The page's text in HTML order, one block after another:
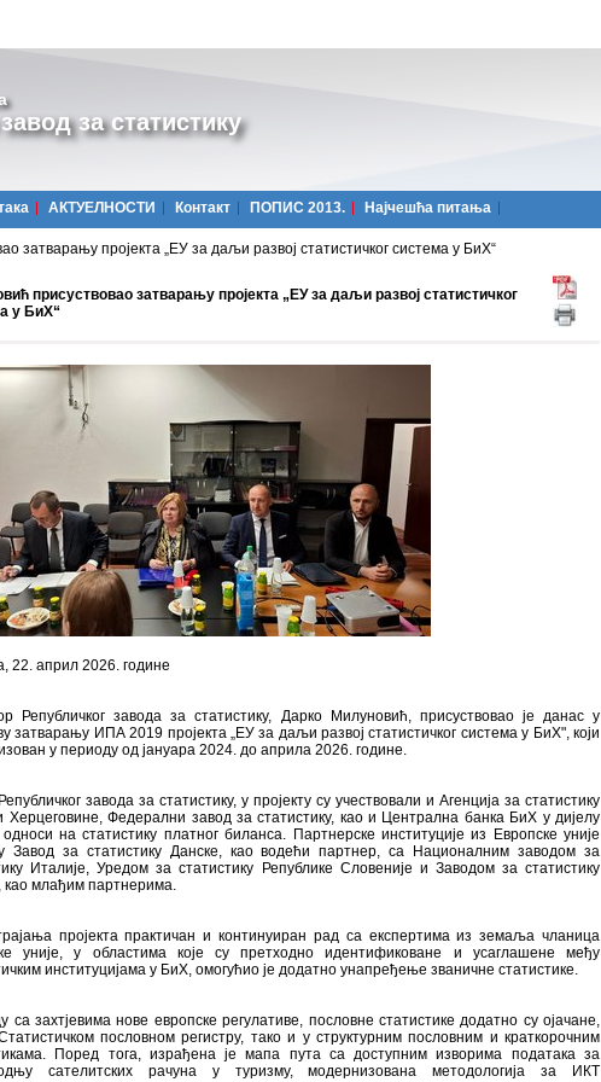
за статистику
АКТУЕЛНОСТИ Контакт ПОПИС 2013. Најчешћa питања
затварању пројекта „ЕУ за даљи развој статистичког система у БиХ“
присуствовао затварању пројекта „ЕУ за даљи развој статистичког
у БиХ“
22. април 2026. године
Републичког завода за статистику, Дарко Милуновић, присуствовао је данас у
затварању ИПА 2019 пројекта „ЕУ за даљи развој статистичког система у БиХ", који
у периоду од јануара 2024. до априла 2026. године.
завода за статистику, у пројекту су учествовали и Агенција за статистику
Херцеговине, Федерални завод за статистику, као и Централна банка БиХ у дијелу
односи на статистику платног биланса. Партнерске институције из Европске уније
Завод за статистику Данске, као водећи партнер, са Националним заводом за
Италије, Уредом за статистику Републике Словеније и Заводом за статистику
као млађим партнерима.
пројекта практичан и континуиран рад са експертима из земаља чланица
уније, у областима које су претходно идентификоване и усаглашене међу
институцијама у БиХ, омогућио је додатно унапређење званичне статистике.
са захтјевима нове европске регулативе, пословне статистике додатно су ојачане,
пословном регистру, тако и у структурним пословним и краткорочним
Поред тога, израђена је мапа пута са доступним изворима података за
сателитских рачуна у туризму, модернизована методологија за ИКТ